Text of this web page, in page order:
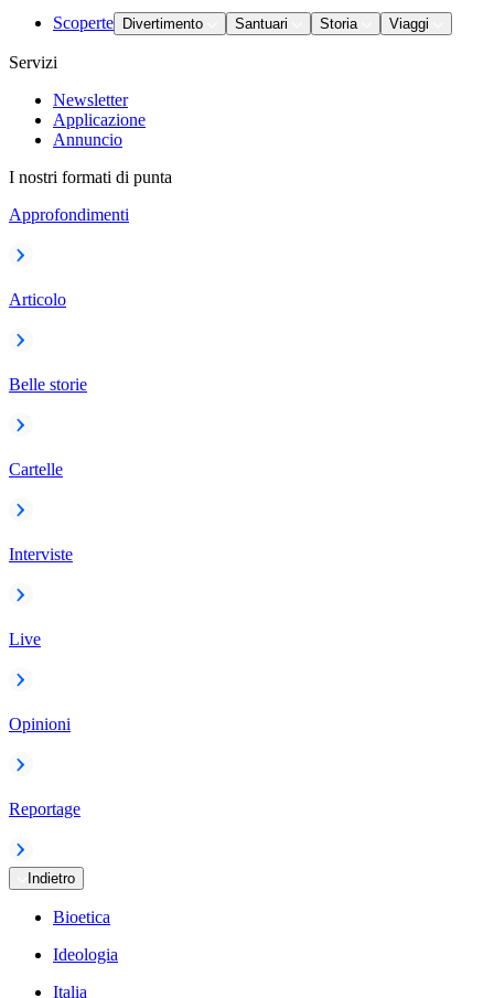
Scoperte Divertimento Santuari Storia Viaggi
Servizi
Newsletter
Applicazione
Annuncio
I nostri formati di punta
Approfondimenti
Articolo
Belle storie
Cartelle
Interviste
Live
Opinioni
Reportage
Indietro
Bioetica
Ideologia
Italia